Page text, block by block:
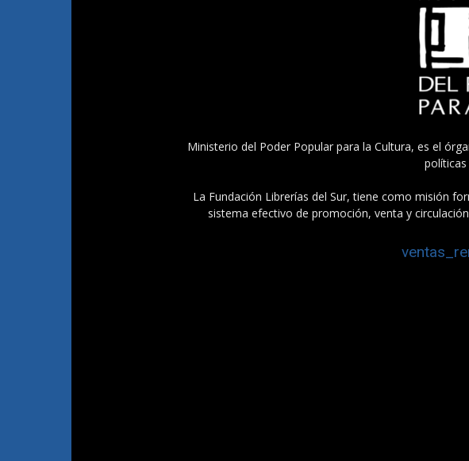
Ministerio del Poder Popular para la Cultura, es el
La Fundación Librerías del Sur, tiene como misión
sistema efectivo de promoción, venta y